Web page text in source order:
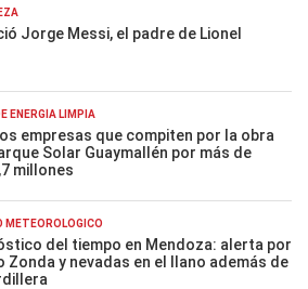
Jorge Messi, el padre de Lionel
ENERGÍA LIMPIA
empresas que compiten por la obra
Solar Guaymallén por más de
millones
METEOROLÓGICO
del tiempo en Mendoza: alerta por
Zonda y nevadas en el llano además de